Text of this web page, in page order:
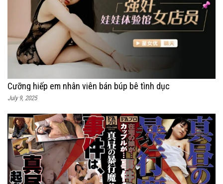
Cưỡng hiếp em nhân viên bán búp bê tình dục
July 9, 2025